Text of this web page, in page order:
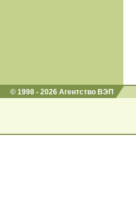
© 1998 - 2026 Агентство ВЭП